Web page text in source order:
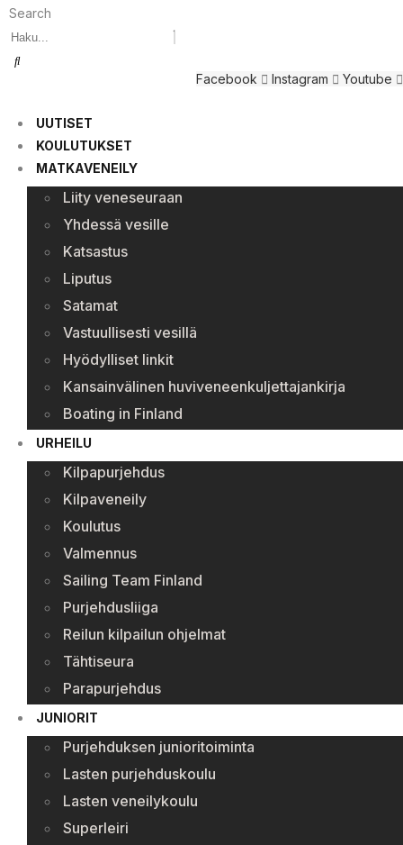
Search
Facebook Instagram Youtube
UUTISET
KOULUTUKSET
MATKAVENEILY
Liity veneseuraan
Yhdessä vesille
Katsastus
Liputus
Satamat
Vastuullisesti vesillä
Hyödylliset linkit
Kansainvälinen huviveneenkuljettajankirja
Boating in Finland
URHEILU
Kilpapurjehdus
Kilpaveneily
Koulutus
Valmennus
Sailing Team Finland
Purjehdusliiga
Reilun kilpailun ohjelmat
Tähtiseura
Parapurjehdus
JUNIORIT
Purjehduksen junioritoiminta
Lasten purjehduskoulu
Lasten veneilykoulu
Superleiri